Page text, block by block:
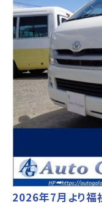
2026年7月より福